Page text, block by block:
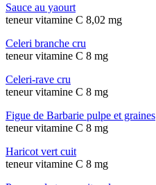
Sauce au yaourt
teneur vitamine C 8,02 mg
Celeri branche cru
teneur vitamine C 8 mg
Celeri-rave cru
teneur vitamine C 8 mg
Figue de Barbarie pulpe et graines
teneur vitamine C 8 mg
Haricot vert cuit
teneur vitamine C 8 mg